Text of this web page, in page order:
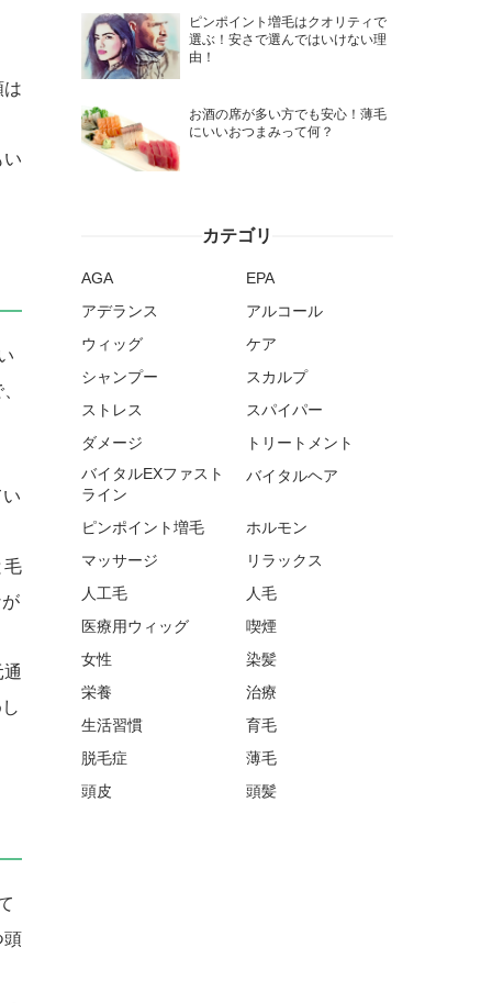
は
い
毛
頭
ピンポイント増毛はクオリティで
選ぶ！安さで選んではいけない理
由！
お酒の席が多い方でも安心！薄毛
にいいおつまみって何？
カテゴリ
AGA
EPA
アデランス
アルコール
ウィッグ
ケア
シャンプー
スカルプ
ストレス
スパイパー
ダメージ
トリートメント
バイタルEXファスト
ライン
バイタルヘア
ピンポイント増毛
ホルモン
マッサージ
リラックス
人工毛
人毛
医療用ウィッグ
喫煙
女性
染髪
栄養
治療
生活習慣
育毛
脱毛症
薄毛
頭皮
頭髪